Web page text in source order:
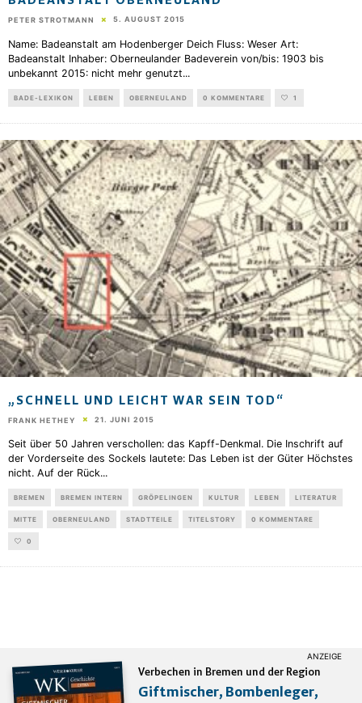
PETER STROTMANN 5. AUGUST 2015
Name: Badeanstalt am Hodenberger Deich Fluss: Weser Art:
Badeanstalt Inhaber: Oberneulander Badeverein von/bis: 1903 bis
unbekannt 2015: nicht mehr genutzt...
BADE-LEXIKON LEBEN OBERNEULAND 0 KOMMENTARE 1
„SCHNELL UND LEICHT WAR SEIN TOD“
FRANK HETHEY 21. JUNI 2015
Seit über 50 Jahren verschollen: das Kapff-Denkmal. Die Inschrift auf
der Vorderseite des Sockels lautete: Das Leben ist der Güter Höchstes
nicht. Auf der Rück...
BREMEN BREMEN INTERN GRÖPELINGEN KULTUR LEBEN LITERATUR
MITTE OBERNEULAND STADTTEILE TITELSTORY 0 KOMMENTARE
0
Verbechen in Bremen und der Region
Giftmischer, Bombenleger,